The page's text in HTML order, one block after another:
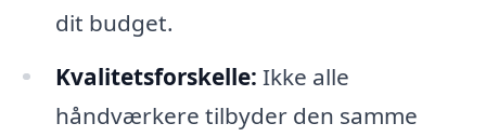
dit budget.
Kvalitetsforskelle: Ikke alle
håndværkere tilbyder den samme